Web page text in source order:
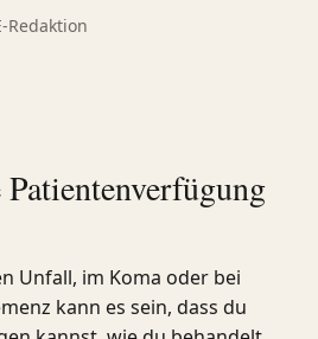
Redaktion
Unfall, im Koma oder bei
kann es sein, dass du